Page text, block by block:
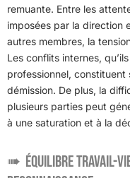
remuante. Entre les
imposées par la direction
autres membres, la
Les conflits internes,
professionnel,
démission. De plus, la
plusieurs parties peut
à une saturation et à la
Équilibre travail-